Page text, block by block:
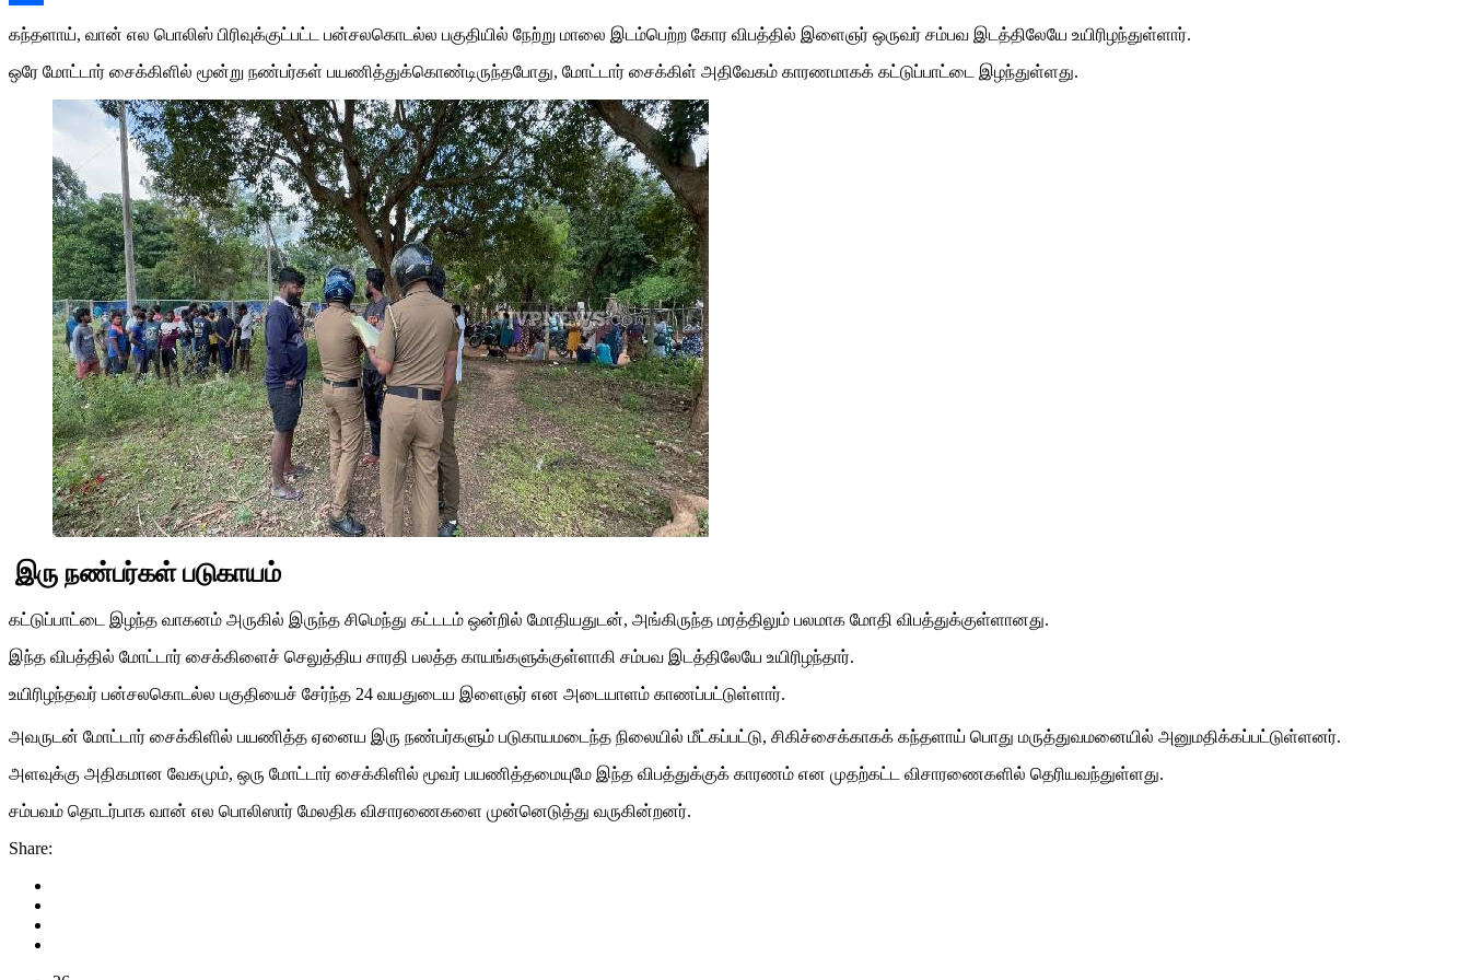
Share
கந்தளாய், வான் எல பொலிஸ் பிரிவுக்குட்பட்ட பன்சலகொடல்ல பகுதியில் நேற்று மாலை இடம்பெற்ற கோர விபத்தில் இளைஞர் ஒருவர் சம்பவ இடத்திலேயே உயிரிழந்துள்ளார்.
ஒரே மோட்டார் சைக்கிளில் மூன்று நண்பர்கள் பயணித்துக்கொண்டிருந்தபோது, மோட்டார் சைக்கிள் அதிவேகம் காரணமாகக் கட்டுப்பாட்டை இழந்துள்ளது.
இரு நண்பர்கள் படுகாயம்
கட்டுப்பாட்டை இழந்த வாகனம் அருகில் இருந்த சிமெந்து கட்டடம் ஒன்றில் மோதியதுடன், அங்கிருந்த மரத்திலும் பலமாக மோதி விபத்துக்குள்ளானது.
இந்த விபத்தில் மோட்டார் சைக்கிளைச் செலுத்திய சாரதி பலத்த காயங்களுக்குள்ளாகி சம்பவ இடத்திலேயே உயிரிழந்தார்.
உயிரிழந்தவர் பன்சலகொடல்ல பகுதியைச் சேர்ந்த 24 வயதுடைய இளைஞர் என அடையாளம் காணப்பட்டுள்ளார்.
அவருடன் மோட்டார் சைக்கிளில் பயணித்த ஏனைய இரு நண்பர்களும் படுகாயமடைந்த நிலையில் மீட்கப்பட்டு, சிகிச்சைக்காகக் கந்தளாய் பொது மருத்துவமனையில் அனுமதிக்கப்பட்டுள்ளனர்.
அளவுக்கு அதிகமான வேகமும், ஒரு மோட்டார் சைக்கிளில் மூவர் பயணித்தமையுமே இந்த விபத்துக்குக் காரணம் என முதற்கட்ட விசாரணைகளில் தெரியவந்துள்ளது.
சம்பவம் தொடர்பாக வான் எல பொலிஸார் மேலதிக விசாரணைகளை முன்னெடுத்து வருகின்றனர்.
Share: